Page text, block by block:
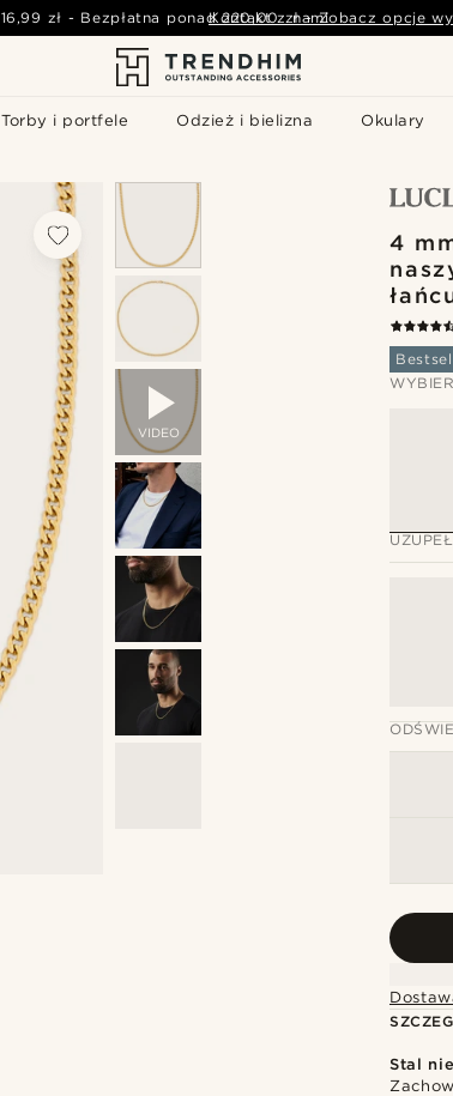
Torby i portfele Odzież i bielizna Okulary
16,99 zł - Bezpłatna ponad 220,00 zł - Zobacz opcje
Kontakt z nami
VIDEO
4
Stal